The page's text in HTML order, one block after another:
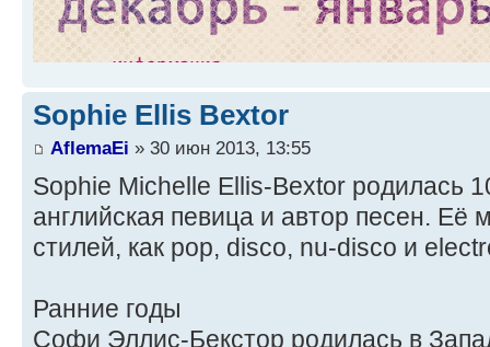
Sophie Ellis Bextor
AflemaEi » 30 июн 2013, 13:55
Sophie Michelle Ellis-Bextor родилась
английская певица и автор песен. Её
стилей, как pop, disco, nu-disco и
Ранние годы
Софи Эллис-Бекстор родилась в